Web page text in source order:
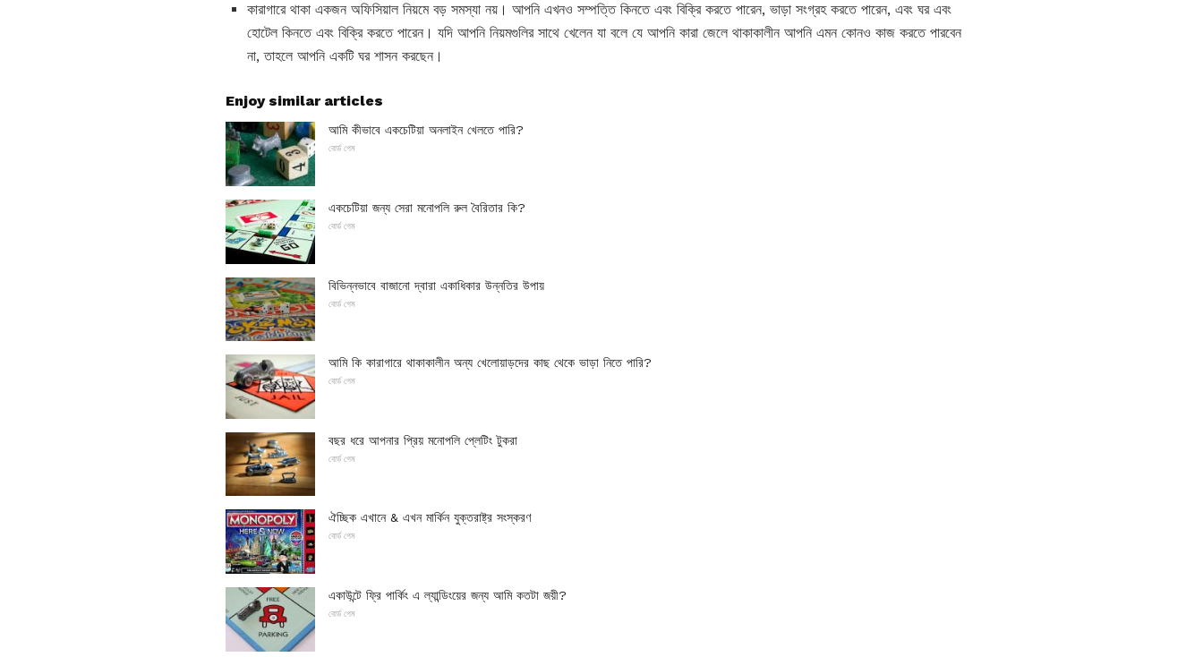
কারাগারে থাকা একজন অফিসিয়াল নিয়মে বড় সমস্যা নয়। আপনি এখনও সম্পত্তি কিনতে এবং বিক্রি করতে পারেন, ভাড়া সংগ্রহ করতে পারেন, এবং ঘর এবং
হোটেল কিনতে এবং বিক্রি করতে পারেন। যদি আপনি নিয়মগুলির সাথে খেলেন যা বলে যে আপনি কারা জেলে থাকাকালীন আপনি এমন কোনও কাজ করতে পারবেন
না, তাহলে আপনি একটি ঘর শাসন করছেন।
Enjoy similar articles
আমি কীভাবে একচেটিয়া অনলাইন খেলতে পারি?
বোর্ড গেম
একচেটিয়া জন্য সেরা মনোপলি রুল বৈরিতার কি?
বোর্ড গেম
বিভিন্নভাবে বাজানো দ্বারা একাধিকার উন্নতির উপায়
বোর্ড গেম
আমি কি কারাগারে থাকাকালীন অন্য খেলোয়াড়দের কাছ থেকে ভাড়া নিতে পারি?
বোর্ড গেম
বছর ধরে আপনার প্রিয় মনোপলি প্লেটিং টুকরা
বোর্ড গেম
ঐচ্ছিক এখানে & এখন মার্কিন যুক্তরাষ্ট্র সংস্করণ
বোর্ড গেম
একাউন্টে ফ্রি পার্কিং এ ল্যান্ডিংয়ের জন্য আমি কতটা জয়ী?
বোর্ড গেম